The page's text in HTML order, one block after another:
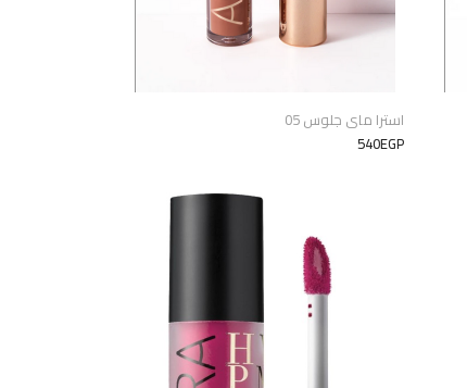
استرا ماى جلوس 05
540EGP